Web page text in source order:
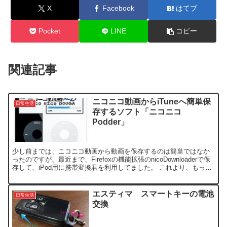
X Facebook はてブ
Pocket LINE コピー
関連記事
日常生活
ニコニコ動画からiTuneへ簡単保
存するソフト「ニコニコ
Podder」
少し前までは、ニコニコ動画から動画を保存するのは簡単ではなか
ったのですが、最近まで、Firefoxの機能拡張のnicoDownloaderで保
存して、iPod用に携帯変換君を利用してました。 これより、もっと
日常生活
エスティマ スマートキーの電池
交換